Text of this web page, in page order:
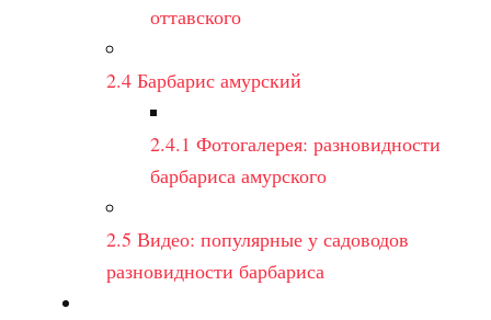
оттавского
2.4 Барбарис амурский
2.4.1 Фотогалерея: разновидности
барбариса амурского
2.5 Видео: популярные у садоводов
разновидности барбариса